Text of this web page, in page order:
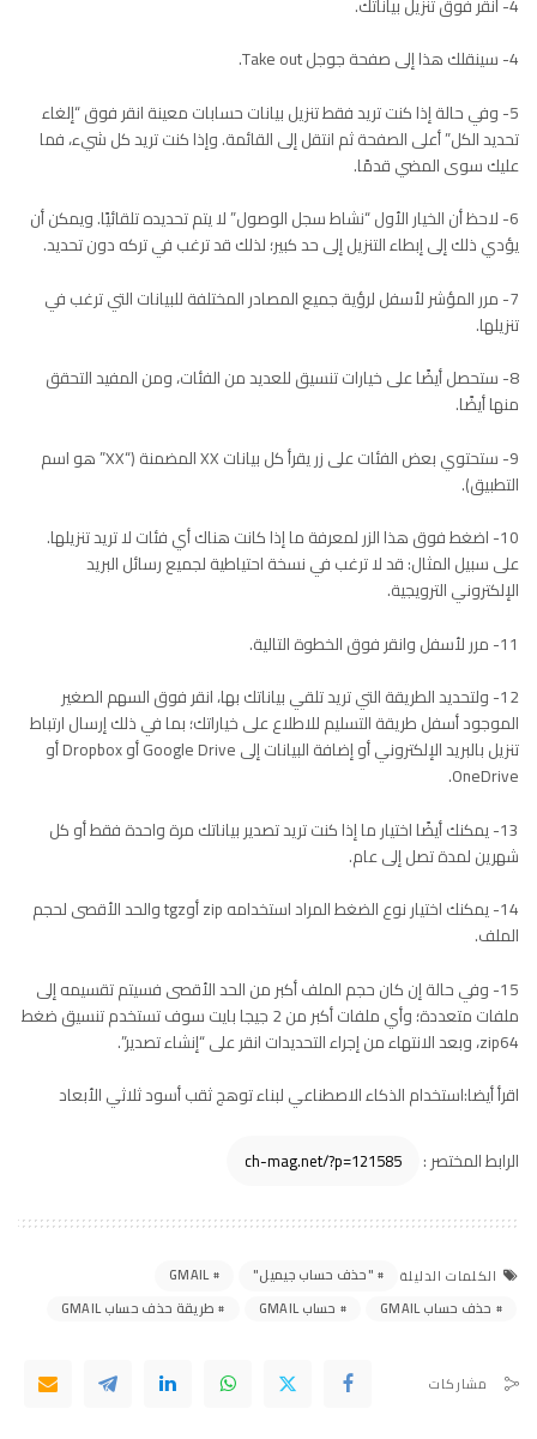
4- سينقلك هذا إلى صفحة جوجل Take out.
5- وفي حالة إذا كنت تريد فقط تنزيل بيانات حسابات معينة انقر فوق “إلغاء
تحديد الكل” أعلى الصفحة ثم انتقل إلى القائمة. وإذا كنت تريد كل شيء، فما
عليك سوى المضي قدمًا.
6- لاحظ أن الخيار الأول “نشاط سجل الوصول” لا يتم تحديده تلقائيًا. ويمكن أن
يؤدي ذلك إلى إبطاء التنزيل إلى حد كبير؛ لذلك قد ترغب في تركه دون تحديد.
7- مرر المؤشر لأسفل لرؤية جميع المصادر المختلفة للبيانات التي ترغب في
تنزيلها.
8- ستحصل أيضًا على خيارات تنسيق للعديد من الفئات، ومن المفيد التحقق
منها أيضًا.
9- ستحتوي بعض الفئات على زر يقرأ كل بيانات XX المضمنة (“XX” هو اسم
التطبيق).
10- اضغط فوق هذا الزر لمعرفة ما إذا كانت هناك أي فئات لا تريد تنزيلها.
على سبيل المثال: قد لا ترغب في نسخة احتياطية لجميع رسائل البريد
الإلكتروني الترويجية.
11- مرر لأسفل وانقر فوق الخطوة التالية.
12- ولتحديد الطريقة التي تريد تلقي بياناتك بها، انقر فوق السهم الصغير
الموجود أسفل طريقة التسليم للاطلاع على خياراتك؛ بما في ذلك إرسال ارتباط
تنزيل بالبريد الإلكتروني أو إضافة البيانات إلى Google Drive أو Dropbox أو
OneDrive.
13- يمكنك أيضًا اختيار ما إذا كنت تريد تصدير بياناتك مرة واحدة فقط أو كل
شهرين لمدة تصل إلى عام.
14- يمكنك اختيار نوع الضغط المراد استخدامه zip أوtgz والحد الأقصى لحجم
الملف.
15- وفي حالة إن كان حجم الملف أكبر من الحد الأقصى فسيتم تقسيمه إلى
ملفات متعددة؛ وأي ملفات أكبر من 2 جيجا بايت سوف تستخدم تنسيق ضغط
zip64، وبعد الانتهاء من إجراء التحديدات انقر على “إنشاء تصدير”.
اقرأ أيضا:استخدام الذكاء الاصطناعي لبناء توهج ثقب أسود ثلاثي الأبعاد
الرابط المختصر :
الكلمات الدليلة "حذف حساب جيميل"
GMAIL
حذف حساب GMAIL
حساب GMAIL طريقة حذف حساب GMAIL
مشاركات